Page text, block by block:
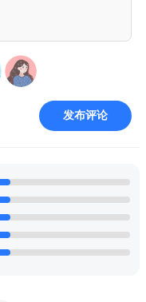
发布评论